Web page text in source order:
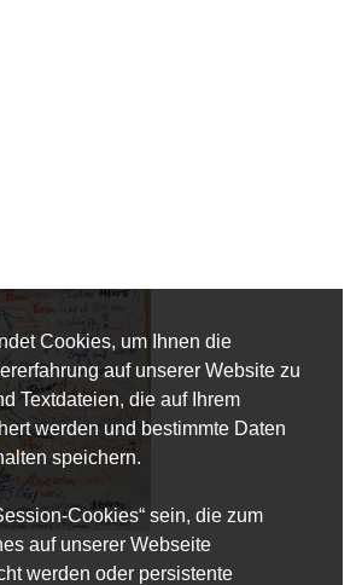
Cookies, um Ihnen die
auf unserer Website zu
Textdateien, die auf Ihrem
werden und bestimmte Daten
speichern.
Cookies“ sein, die zum
auf unserer Webseite
werden oder persistente